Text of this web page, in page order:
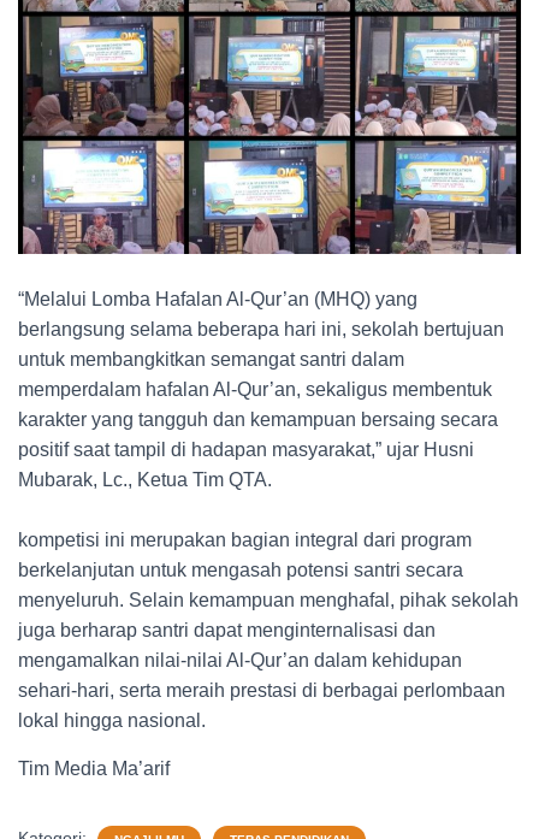
“Melalui Lomba Hafalan Al-Qur’an (MHQ) yang
berlangsung selama beberapa hari ini, sekolah bertujuan
untuk membangkitkan semangat santri dalam
memperdalam hafalan Al-Qur’an, sekaligus membentuk
karakter yang tangguh dan kemampuan bersaing secara
positif saat tampil di hadapan masyarakat,” ujar Husni
Mubarak, Lc., Ketua Tim QTA.
kompetisi ini merupakan bagian integral dari program
berkelanjutan untuk mengasah potensi santri secara
menyeluruh. Selain kemampuan menghafal, pihak sekolah
juga berharap santri dapat menginternalisasi dan
mengamalkan nilai-nilai Al-Qur’an dalam kehidupan
sehari-hari, serta meraih prestasi di berbagai perlombaan
lokal hingga nasional.
Tim Media Ma’arif